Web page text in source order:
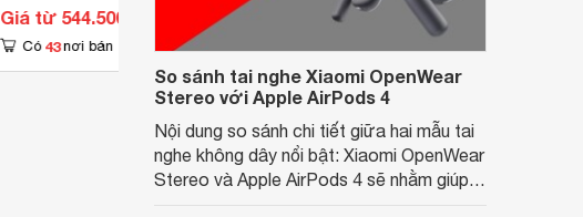
Giá từ 544.500 đ
Có 43 nơi bán
Giá từ 550.000 đ
So sánh tai nghe Xiaomi OpenWear
Stereo với Apple AirPods 4
Nội dung so sánh chi tiết giữa hai mẫu tai
nghe không dây nổi bật: Xiaomi OpenWear
Stereo và Apple AirPods 4 sẽ nhằm giúp